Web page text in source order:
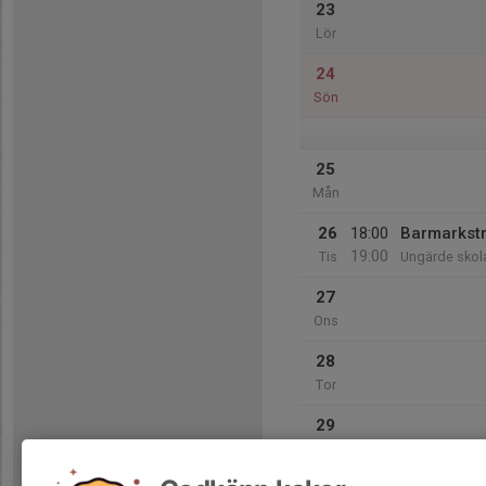
23
Lör
24
Sön
25
Mån
26
Tis
18:00
19:00
Ungärde
27
Ons
28
Tor
29